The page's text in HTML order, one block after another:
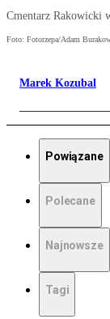
Cmentarz Rakowicki
Foto: Fotorzepa/Adam
Marek Kozubal
Powiązane
Polecane
Najnowsze
Tagi